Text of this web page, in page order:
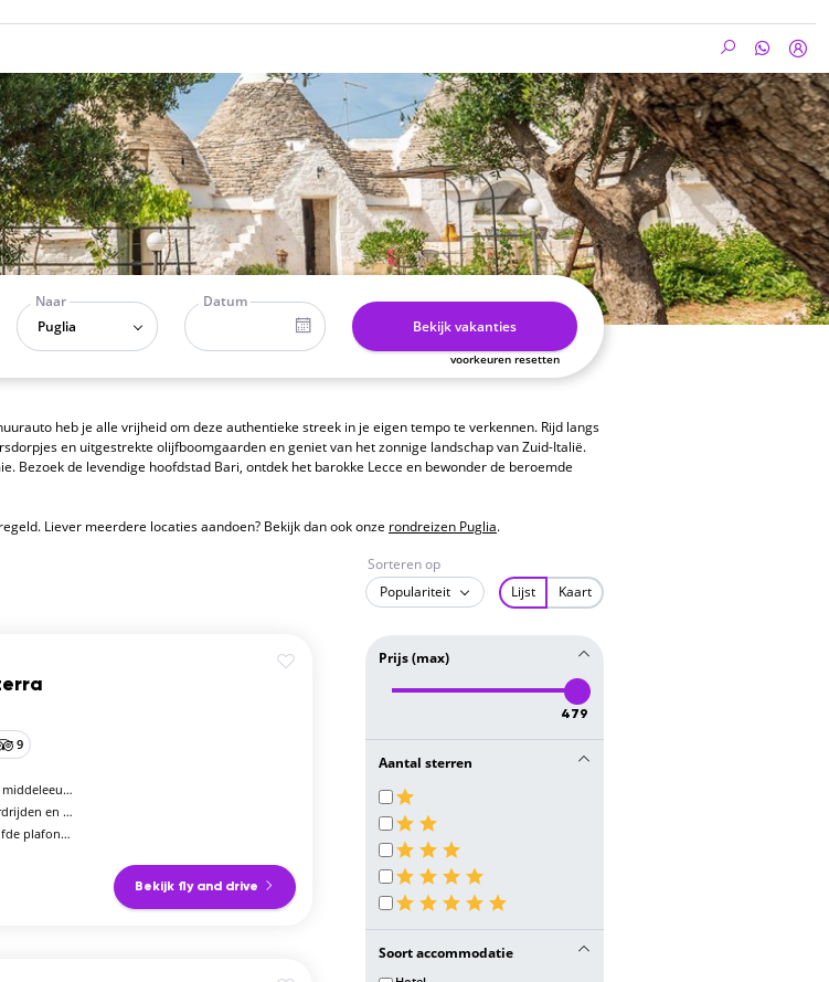
Naar
Puglia
Datum
Bekijk vakanties
voorkeuren resetten
heb je alle vrijheid om deze authentieke streek in je eigen tempo te verkennen. Rijd langs
en uitgestrekte olijfboomgaarden en geniet van het zonnige landschap van Zuid-Italië.
Bezoek de levendige hoofdstad Bari, ontdek het barokke Lecce en bewonder de beroemde
Liever meerdere locaties aandoen? Bekijk dan ook onze rondreizen Puglia.
9
borgo, Salento
en privétuin
Bekijk fly and drive
Sorteren op
Populariteit
Lijst Kaart
Prijs (max)
479
Aantal sterren
Soort accommodatie